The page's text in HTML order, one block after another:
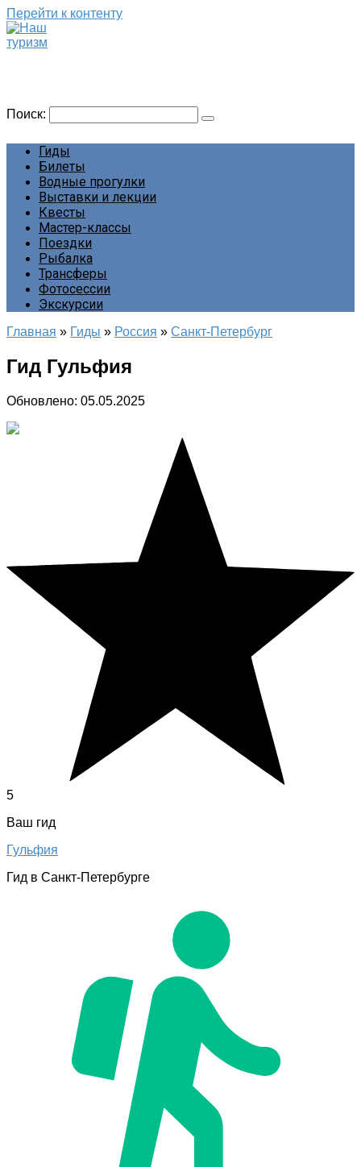
Перейти к контенту
Поиск:
Гиды
Билеты
Водные прогулки
Выставки и лекции
Квесты
Мастер-классы
Поездки
Рыбалка
Трансферы
Фотосессии
Экскурсии
Главная » Гиды » Россия » Санкт-Петербург
Гид Гульфия
Обновлено: 05.05.2025
5
Ваш гид
Гульфия
Гид в Санкт-Петербурге